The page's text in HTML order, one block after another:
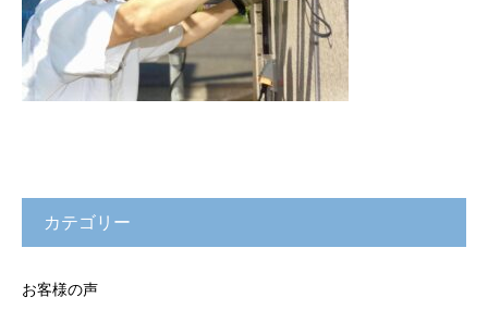
カテゴリー
お客様の声